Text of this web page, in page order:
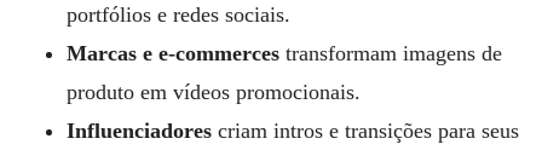
portfólios e redes sociais.
Marcas e e-commerces transformam imagens de
produto em vídeos promocionais.
Influenciadores criam intros e transições para seus